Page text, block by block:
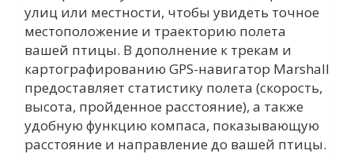
улиц или местности, чтобы увидеть точное
местоположение и траекторию полета
вашей птицы. В дополнение к трекам и
картографированию GPS-навигатор Marshall
предоставляет статистику полета (скорость,
высота, пройденное расстояние), а также
удобную функцию компаса, показывающую
расстояние и направление до вашей птицы.